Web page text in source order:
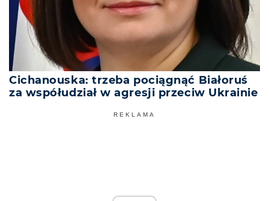
Cichanouska: trzeba pociągnąć Białoruś
za współudział w agresji przeciw Ukrainie
REKLAMA